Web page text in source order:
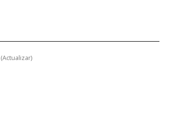
(Actualizar)